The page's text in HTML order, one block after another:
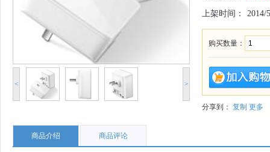
< >
上架时间： 2014/
购买数量：
分享到： 复制 更多
商品介绍 商品评论